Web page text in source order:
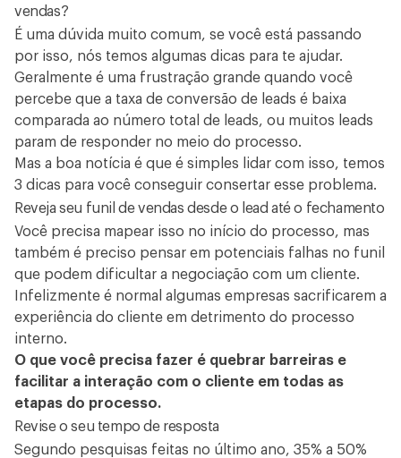
vendas?
É uma dúvida muito comum, se você está passando
por isso, nós temos algumas dicas para te ajudar.
Geralmente é uma frustração grande quando você
percebe que a taxa de conversão de leads é baixa
comparada ao número total de leads, ou muitos leads
param de responder no meio do processo.
Mas a boa notícia é que é simples lidar com isso, temos
3 dicas para você conseguir consertar esse problema.
Reveja seu funil de vendas desde o lead até o fechamento
Você precisa mapear isso no início do processo, mas
também é preciso pensar em potenciais falhas no funil
que podem dificultar a negociação com um cliente.
Infelizmente é normal algumas empresas sacrificarem a
experiência do cliente em detrimento do processo
interno.
O que você precisa fazer é quebrar barreiras e
facilitar a interação com o cliente em todas as
etapas do processo.
Revise o seu tempo de resposta
Segundo pesquisas feitas no último ano, 35% a 50%